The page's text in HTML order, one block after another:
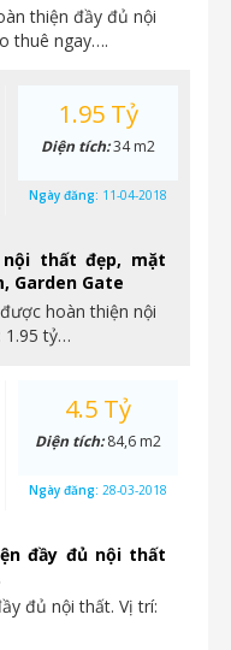
thiện đầy đủ nội
thuê ngay….
thất đẹp, mặt
Garden Gate
hoàn thiện nội
1.95 tỷ…
1.95 Tỷ
Diện tích:34 m2
Ngày đăng: 11-04-2018
đầy đủ nội thất
đủ nội thất. Vị trí:
4.5 Tỷ
Diện tích:84,6 m2
Ngày đăng: 28-03-2018